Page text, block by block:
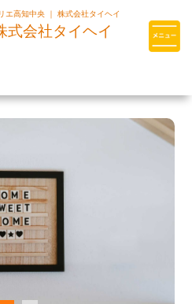
の厳しい基準を
いのプロ集団です
エ高知中央 ｜ 株式会社タイヘイ
式会社タイヘイ